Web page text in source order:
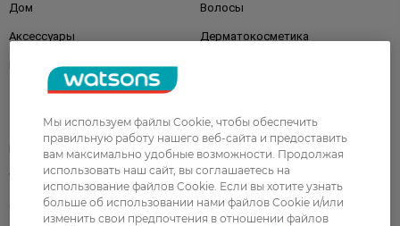
Дом Волосы
Аксессуары Дерматокосметика
Клиентам
Правила и условия Магазины
Watsons Club Подарочные сертификаты
О Watsons Карьера в Watsons
Мы используем файлы Cookie, чтобы обеспечить
правильную работу нашего веб-сайта и предоставить
вам максимально удобные возможности. Продолжая
использовать наш сайт, вы соглашаетесь на
использование файлов Cookie. Если вы хотите узнать
больше об использовании нами файлов Cookie и/или
изменить свои предпочтения в отношении файлов